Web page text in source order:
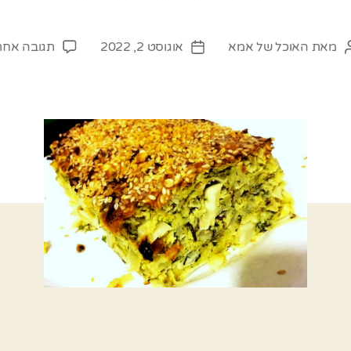
המחבר
מאת האוכל של אמא
תאריךאוגוסט 2, 2022 תגובה